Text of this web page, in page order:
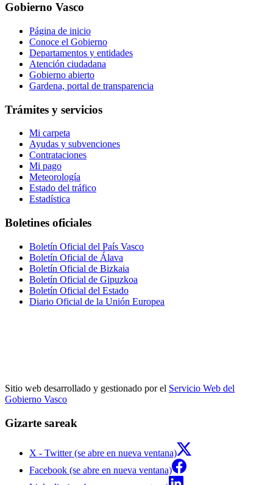
Gobierno Vasco
Página de inicio
Conoce el Gobierno
Departamentos y entidades
Atención ciudadana
Gobierno abierto
Gardena, portal de transparencia
Trámites y servicios
Mi carpeta
Ayudas y subvenciones
Contrataciones
Mi pago
Meteorología
Estado del tráfico
Estadística
Boletines oficiales
Boletín Oficial del País Vasco
Boletín Oficial de Álava
Boletín Oficial de Bizkaia
Boletín Oficial de Gipuzkoa
Boletín Oficial del Estado
Diario Oficial de la Unión Europea
Sitio web desarrollado y gestionado por el Servicio Web del
Gobierno Vasco
Gizarte sareak
X - Twitter (se abre en nueva ventana)
Facebook (se abre en nueva ventana)